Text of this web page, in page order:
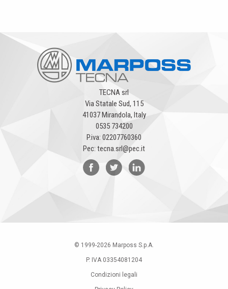
TECNA srl
Via Statale Sud, 115
41037 Mirandola, Italy
0535 734200
P.iva: 02207760360
Pec: tecna.srl@pec.it
© 1999-2026 Marposs S.p.A.
P. IVA 03354081204
Condizioni legali